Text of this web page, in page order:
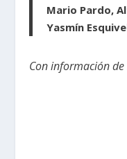
Mario Pardo,
Yasmín
Con información de